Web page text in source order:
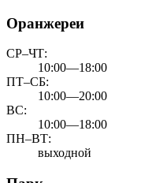
Оранжереи
СР–ЧТ:
10:00—18:00
ПТ–СБ:
10:00—20:00
ВС:
10:00—18:00
ПН–ВТ:
выходной